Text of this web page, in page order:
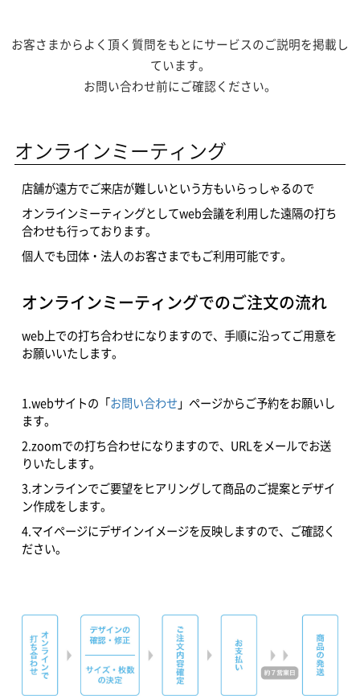
お客さまからよく頂く質問をもとにサービスのご説明を掲載し
ています。
お問い合わせ前にご確認ください。
オンラインミーティング
店舗が遠方でご来店が難しいという方もいらっしゃるので
オンラインミーティングとしてweb会議を利用した遠隔の打ち
合わせも行っております。
個人でも団体・法人のお客さまでもご利用可能です。
オンラインミーティングでのご注文の流れ
web上での打ち合わせになりますので、手順に沿ってご用意を
お願いいたします。
1.webサイトの「 お問い合わせ 」ページからご予約をお願いし
ます。
2.zoomでの打ち合わせになりますので、URLをメールでお送
りいたします。
3.オンラインでご要望をヒアリングして商品のご提案とデザイ
ン作成をします。
4.マイページにデザインイメージを反映しますので、ご確認く
ださい。